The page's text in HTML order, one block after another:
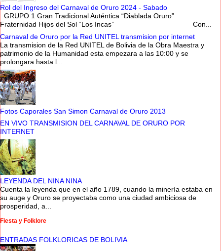
Rol del Ingreso del Carnaval de Oruro 2024 - Sabado
GRUPO 1 Gran Tradicional Auténtica “Diablada Oruro”
Fraternidad Hijos del Sol “Los Incas” Con...
Carnaval de Oruro por la Red UNITEL transmision por internet
La transmision de la Red UNITEL de Bolivia de la Obra Maestra y
patrimonio de la Humanidad esta empezara a las 10:00 y se
prolongara hasta l...
Fotos Caporales San Simon Carnaval de Oruro 2013
EN VIVO TRANSMISION DEL CARNAVAL DE ORURO POR
INTERNET
LEYENDA DEL NINA NINA
Cuenta la leyenda que en el año 1789, cuando la minería estaba en
su auge y Oruro se proyectaba como una ciudad ambiciosa de
prosperidad, a...
Fiesta y Folklore
ENTRADAS FOLKLORICAS DE BOLIVIA